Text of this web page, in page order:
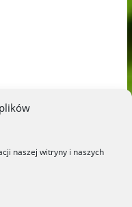
naszej witryny i naszych